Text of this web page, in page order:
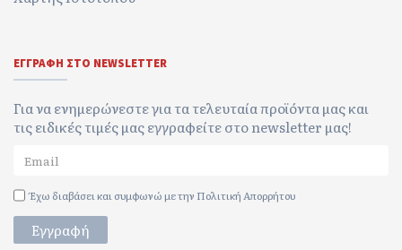
ΕΓΓΡΑΦΉ ΣΤΟ NEWSLETTER
Για να ενημερώνεστε για τα τελευταία προϊόντα μας και
τις ειδικές τιμές μας εγγραφείτε στο newsletter μας!
Έχω διαβάσει και συμφωνώ με την Πολιτική Απορρήτου
Εγγραφή